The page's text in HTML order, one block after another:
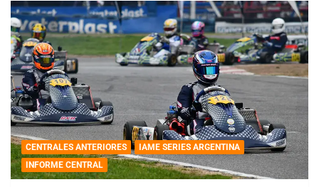
CENTRALES ANTERIORES
IAME SERIES ARGENTINA
INFORME CENTRAL